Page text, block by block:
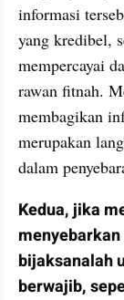
informasi
yang kredibel,
mempercayai
rawan fitnah.
membagikan
merupakan
dalam
Kedua, jika
bijaksanalah
berwajib,